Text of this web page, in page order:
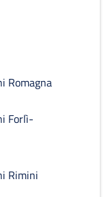
Romagna
Forlì-
Rimini